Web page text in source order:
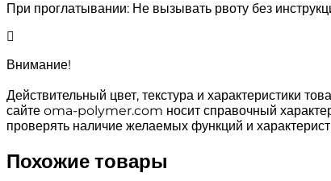
При проглатывании: Не вызывать рвоту без
Внимание!
Действительный цвет, текстура и характеристики
сайте oma-polymer.com носит справочный
проверять наличие желаемых функций и
Похожие товары